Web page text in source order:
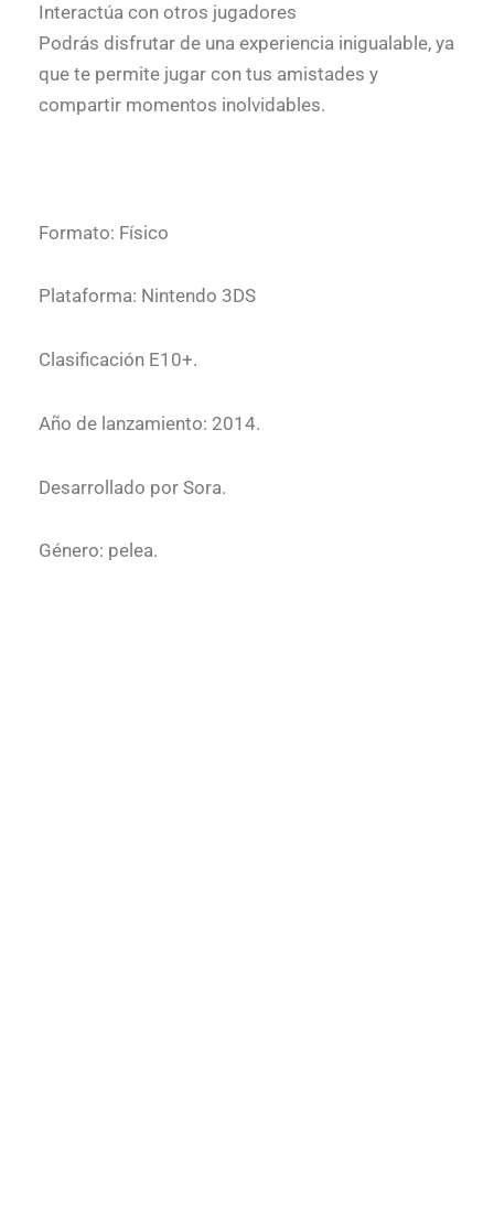
Interactúa con otros jugadores
Podrás disfrutar de una experiencia inigualable, ya
que te permite jugar con tus amistades y
compartir momentos inolvidables.
Formato: Físico
Plataforma: Nintendo 3DS
Clasificación E10+.
Año de lanzamiento: 2014.
Desarrollado por Sora.
Género: pelea.